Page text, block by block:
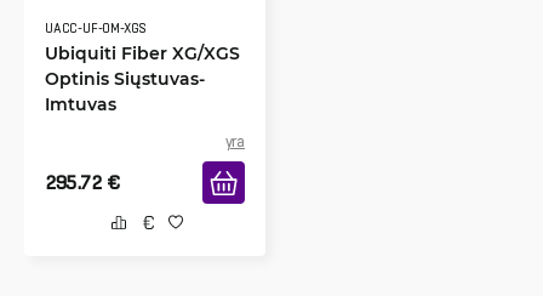
UACC-UF-OM-XGS
Ubiquiti Fiber XG/XGS
Optinis Siųstuvas-
Imtuvas
yra
295.72 €